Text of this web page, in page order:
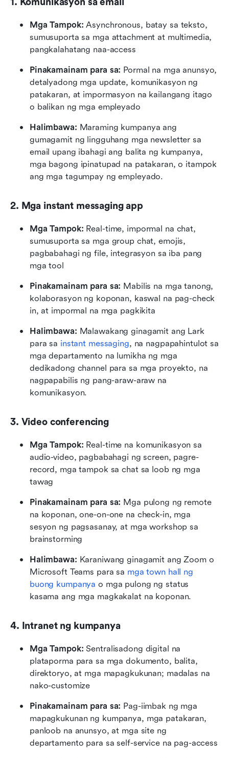
1. Komunikasyon sa email
Mga Tampok: Asynchronous, batay sa teksto,
sumusuporta sa mga attachment at multimedia,
pangkalahatang naa-access
Pinakamainam para sa: Pormal na mga anunsyo,
detalyadong mga update, komunikasyon ng
patakaran, at impormasyon na kailangang itago
o balikan ng mga empleyado
Halimbawa: Maraming kumpanya ang
gumagamit ng lingguhang mga newsletter sa
email upang ibahagi ang balita ng kumpanya,
mga bagong ipinatupad na patakaran, o itampok
ang mga tagumpay ng empleyado.
2. Mga instant messaging app
Mga Tampok: Real-time, impormal na chat,
sumusuporta sa mga group chat, emojis,
pagbabahagi ng file, integrasyon sa iba pang
mga tool
Pinakamainam para sa: Mabilis na mga tanong,
kolaborasyon ng koponan, kaswal na pag-check
in, at impormal na mga pagkikita
Halimbawa: Malawakang ginagamit ang Lark
para sa instant messaging, na nagpapahintulot sa
mga departamento na lumikha ng mga
dedikadong channel para sa mga proyekto, na
nagpapabilis ng pang-araw-araw na
komunikasyon.
3. Video conferencing
Mga Tampok: Real-time na komunikasyon sa
audio-video, pagbabahagi ng screen, pagre-
record, mga tampok sa chat sa loob ng mga
tawag
Pinakamainam para sa: Mga pulong ng remote
na koponan, one-on-one na check-in, mga
sesyon ng pagsasanay, at mga workshop sa
brainstorming
Halimbawa: Karaniwang ginagamit ang Zoom o
Microsoft Teams para sa mga town hall ng
buong kumpanya o mga pulong ng status
kasama ang mga magkakalat na koponan.
4. Intranet ng kumpanya
Mga Tampok: Sentralisadong digital na
plataporma para sa mga dokumento, balita,
direktoryo, at mga mapagkukunan; madalas na
nako-customize
Pinakamainam para sa: Pag-iimbak ng mga
mapagkukunan ng kumpanya, mga patakaran,
panloob na anunsyo, at mga site ng
departamento para sa self-service na pag-access